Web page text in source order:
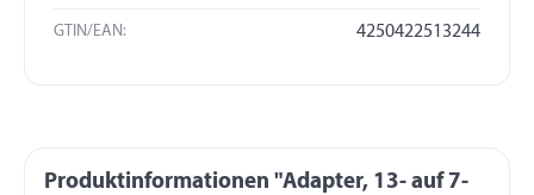
GTIN/EAN: 4250422513244
Produktinformationen "Adapter, 13- auf 7-